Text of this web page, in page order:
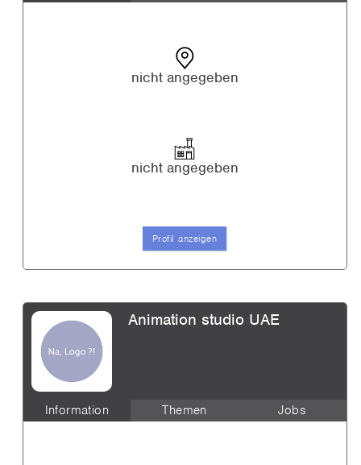
nicht angegeben
nicht angegeben
Profil anzeigen
Animation studio UAE
Information Themen Jobs